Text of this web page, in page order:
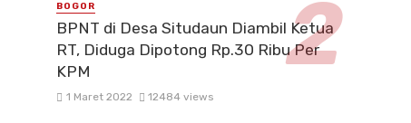
BOGOR
BPNT di Desa Situdaun Diambil Ketua
RT, Diduga Dipotong Rp.30 Ribu Per
KPM
1 Maret 2022 12484 views